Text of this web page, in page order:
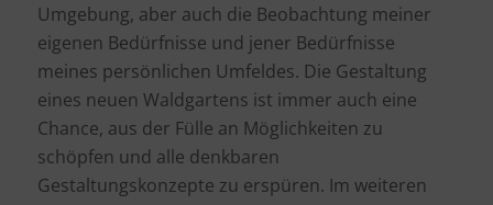
Umgebung, aber auch die Beobachtung meiner
eigenen Bedürfnisse und jener Bedürfnisse
meines persönlichen Umfeldes. Die Gestaltung
eines neuen Waldgartens ist immer auch eine
Chance, aus der Fülle an Möglichkeiten zu
schöpfen und alle denkbaren
Gestaltungskonzepte zu erspüren. Im weiteren